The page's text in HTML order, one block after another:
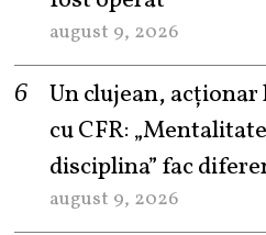
august 9, 2026
Un clujean, acționar
cu CFR:
disciplina” fac
august 9, 2026